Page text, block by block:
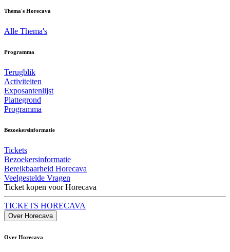
Thema's Horecava
Alle Thema's
Programma
Terugblik
Activiteiten
Exposantenlijst
Plattegrond
Programma
Bezoekersinformatie
Tickets
Bezoekersinformatie
Bereikbaarheid Horecava
Veelgestelde Vragen
Ticket kopen voor Horecava
TICKETS HORECAVA
Over Horecava
Over Horecava